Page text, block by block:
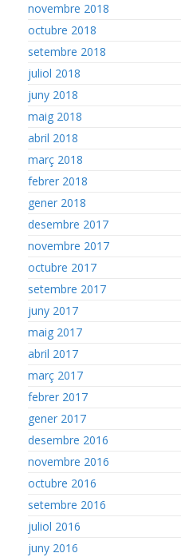
novembre 2018
octubre 2018
setembre 2018
juliol 2018
juny 2018
maig 2018
abril 2018
març 2018
febrer 2018
gener 2018
desembre 2017
novembre 2017
octubre 2017
setembre 2017
juny 2017
maig 2017
abril 2017
març 2017
febrer 2017
gener 2017
desembre 2016
novembre 2016
octubre 2016
setembre 2016
juliol 2016
juny 2016